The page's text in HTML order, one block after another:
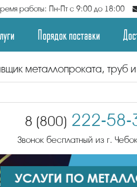
работы: Пн-Пт с 9:00 до 18:00
Порядок поставки
металлопроката, труб
8 (800) 222-58-
Звонок бесплатный из г.